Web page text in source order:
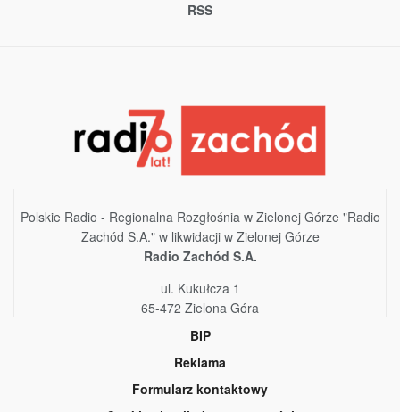
RSS
Polskie Radio - Regionalna Rozgłośnia w Zielonej Górze "Radio
Zachód S.A." w likwidacji w Zielonej Górze
Radio Zachód S.A.
ul. Kukułcza 1
65-472 Zielona Góra
BIP
Reklama
Formularz kontaktowy